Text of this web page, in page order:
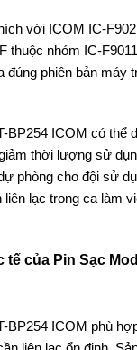
với ICOM IC-
thuộc nhóm IC-
đúng phiên bản máy
BP254 ICOM có thể
thời lượng sử
phòng cho đội sử
liên lạc trong ca làm
của Pin Sạc
BP254 ICOM phù